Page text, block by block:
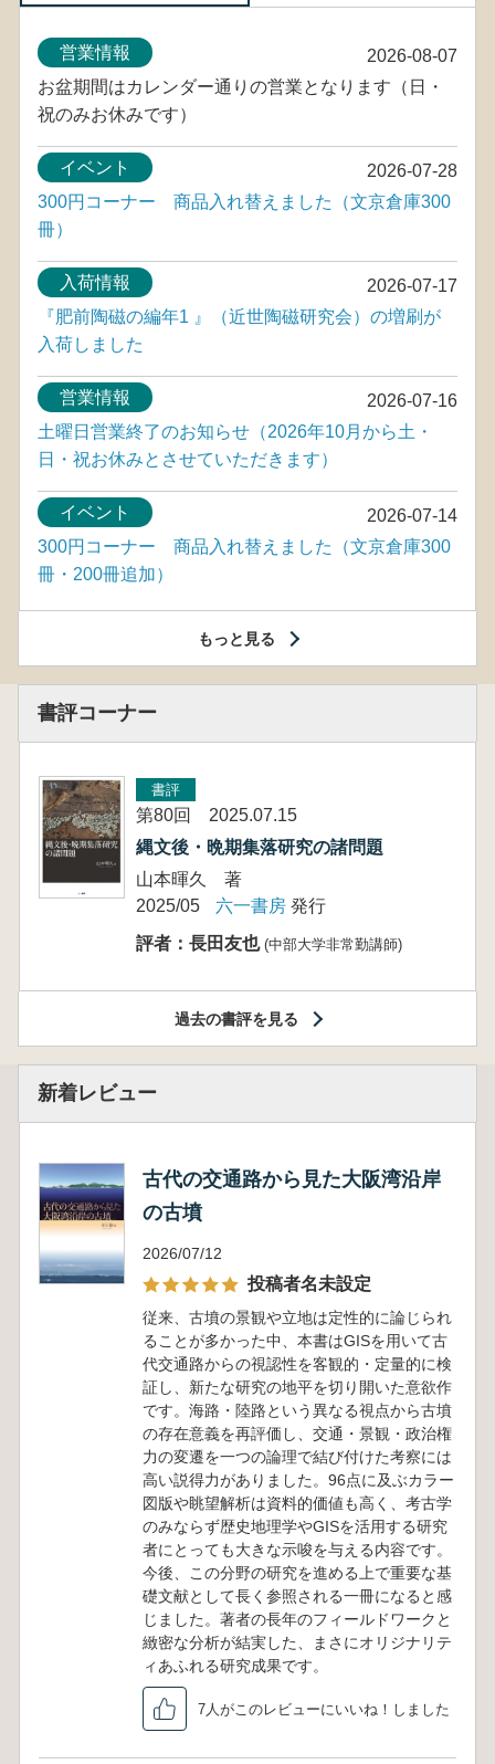
2026-08-07
営業情報
お盆期間はカレンダー通りの営業となります（日・
祝のみお休みです）
2026-07-28
イベント
300円コーナー 商品入れ替えました（文京倉庫300
冊）
2026-07-17
入荷情報
『肥前陶磁の編年1 』（近世陶磁研究会）の増刷が
入荷しました
2026-07-16
営業情報
土曜日営業終了のお知らせ（2026年10月から土・
日・祝お休みとさせていただきます）
2026-07-14
イベント
300円コーナー 商品入れ替えました（文京倉庫300
冊・200冊追加）
もっと見る
書評コーナー
書評
第80回 2025.07.15
縄文後・晩期集落研究の諸問題
山本暉久 著
2025/05
六一書房 発行
評者：長田友也 (中部大学非常勤講師)
過去の書評を見る
新着レビュー
古代の交通路から見た大阪湾沿岸
の古墳
2026/07/12
投稿者名未設定
従来、古墳の景観や立地は定性的に論じられ
ることが多かった中、本書はGISを用いて古
代交通路からの視認性を客観的・定量的に検
証し、新たな研究の地平を切り開いた意欲作
です。海路・陸路という異なる視点から古墳
の存在意義を再評価し、交通・景観・政治権
力の変遷を一つの論理で結び付けた考察には
高い説得力がありました。96点に及ぶカラー
図版や眺望解析は資料的価値も高く、考古学
のみならず歴史地理学やGISを活用する研究
者にとっても大きな示唆を与える内容です。
今後、この分野の研究を進める上で重要な基
礎文献として長く参照される一冊になると感
じました。著者の長年のフィールドワークと
緻密な分析が結実した、まさにオリジナリテ
ィあふれる研究成果です。
7人がこのレビューにいいね！しました